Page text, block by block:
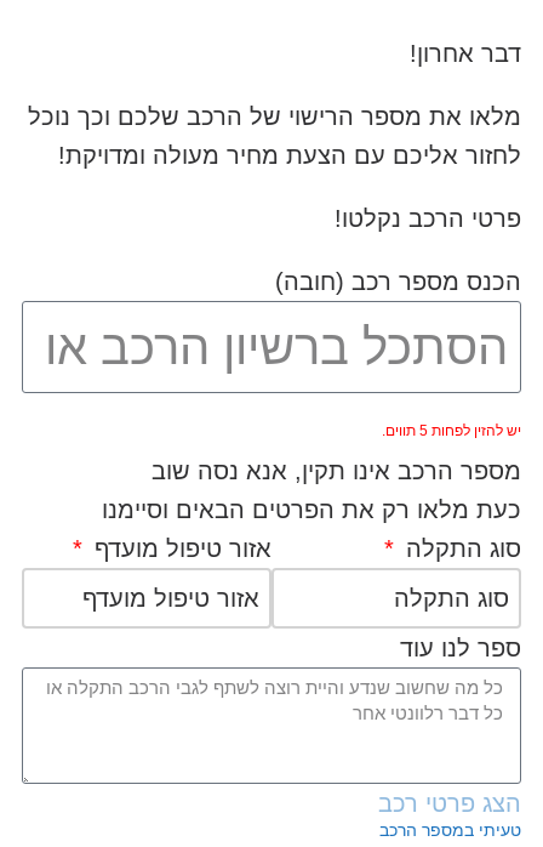
דבר אחרון!
מלאו את מספר הרישוי של הרכב שלכם וכך נוכל
לחזור אליכם עם הצעת מחיר מעולה ומדויקת!
פרטי הרכב נקלטו!
הכנס מספר רכב (חובה)
יש להזין לפחות 5 תווים.
מספר הרכב אינו תקין, אנא נסה שוב
כעת מלאו רק את הפרטים הבאים וסיימנו
סוג התקלה
סוג התקלה
אזור טיפול מועדף
אזור טיפול מועדף
ספר לנו עוד
הצג פרטי רכב
טעיתי במספר הרכב